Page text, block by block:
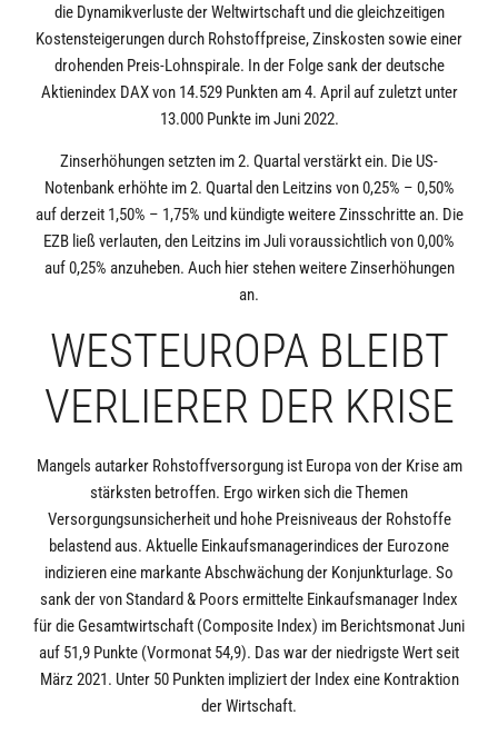
die Dynamikverluste der Weltwirtschaft und die gleichzeitigen
Kostensteigerungen durch Rohstoffpreise, Zinskosten sowie einer
drohenden Preis-Lohnspirale. In der Folge sank der deutsche
Aktienindex DAX von 14.529 Punkten am 4. April auf zuletzt unter
13.000 Punkte im Juni 2022.
Zinserhöhungen setzten im 2. Quartal verstärkt ein. Die US-
Notenbank erhöhte im 2. Quartal den Leitzins von 0,25% – 0,50%
auf derzeit 1,50% – 1,75% und kündigte weitere Zinsschritte an. Die
EZB ließ verlauten, den Leitzins im Juli voraussichtlich von 0,00%
auf 0,25% anzuheben. Auch hier stehen weitere Zinserhöhungen
an.
WESTEUROPA BLEIBT
VERLIERER DER KRISE
Mangels autarker Rohstoffversorgung ist Europa von der Krise am
stärksten betroffen. Ergo wirken sich die Themen
Versorgungsunsicherheit und hohe Preisniveaus der Rohstoffe
belastend aus. Aktuelle Einkaufsmanagerindices der Eurozone
indizieren eine markante Abschwächung der Konjunkturlage. So
sank der von Standard & Poors ermittelte Einkaufsmanager Index
für die Gesamtwirtschaft (Composite Index) im Berichtsmonat Juni
auf 51,9 Punkte (Vormonat 54,9). Das war der niedrigste Wert seit
März 2021. Unter 50 Punkten impliziert der Index eine Kontraktion
der Wirtschaft.